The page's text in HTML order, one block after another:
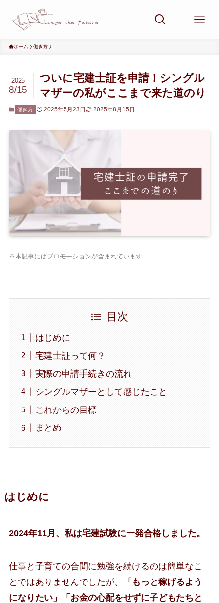
ホーム 働き方
ついに宅建士証を申請！シングル
マザーの私がここまで来た道のり
2025
8/15
働き方 2025年5月23日 2025年8月15日
※本記事にはプロモーションが含まれています
目次
はじめに
宅建士証って何？
実際の申請手続きの流れ
シングルマザーとして感じたこと
これからの目標
まとめ
はじめに
2024年11月、私は宅建試験に一発合格しました。
仕事と子育ての合間に勉強を続けるのは簡単なこ
とではありませんでしたが、
「もっと稼げるよう
になりたい」「お金の心配をせずに子どもたちと